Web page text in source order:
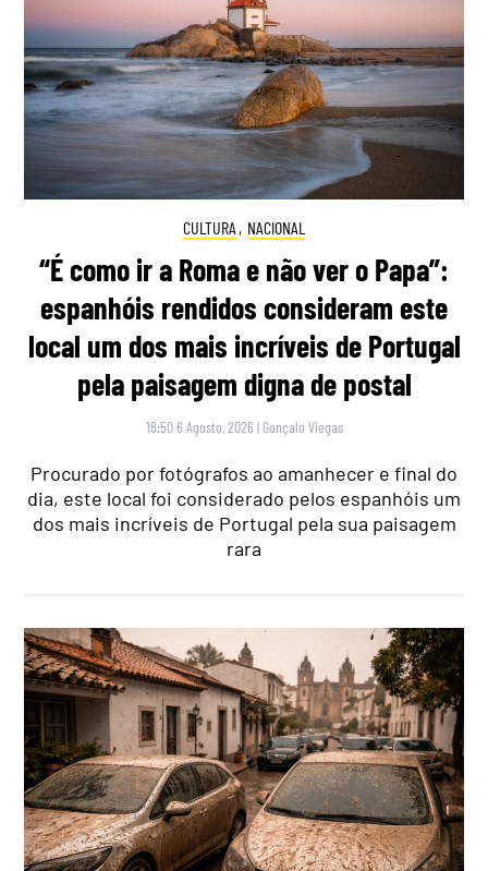
CULTURA , NACIONAL
“É como ir a Roma e não ver o Papa”:
espanhóis rendidos consideram este
local um dos mais incríveis de Portugal
pela paisagem digna de postal
18:50 6 Agosto, 2026 | Gonçalo Viegas
Procurado por fotógrafos ao amanhecer e final do
dia, este local foi considerado pelos espanhóis um
dos mais incríveis de Portugal pela sua paisagem
rara